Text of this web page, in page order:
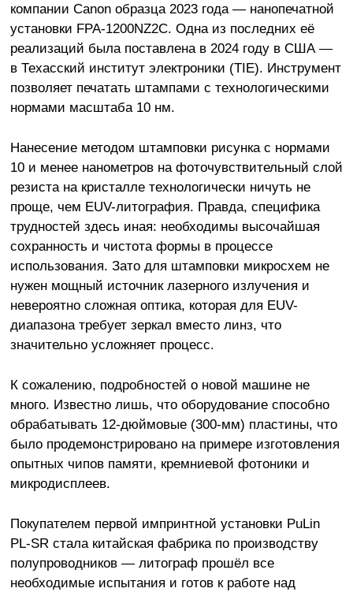
компании Canon образца 2023 года — нанопечатной
установки FPA-1200NZ2C. Одна из последних её
реализаций была поставлена в 2024 году в США —
в Техасский институт электроники (TIE). Инструмент
позволяет печатать штампами с технологическими
нормами масштаба 10 нм.
Нанесение методом штамповки рисунка с нормами
10 и менее нанометров на фоточувствительный слой
резиста на кристалле технологически ничуть не
проще, чем EUV-литография. Правда, специфика
трудностей здесь иная: необходимы высочайшая
сохранность и чистота формы в процессе
использования. Зато для штамповки микросхем не
нужен мощный источник лазерного излучения и
невероятно сложная оптика, которая для EUV-
диапазона требует зеркал вместо линз, что
значительно усложняет процесс.
К сожалению, подробностей о новой машине не
много. Известно лишь, что оборудование способно
обрабатывать 12-дюймовые (300-мм) пластины, что
было продемонстрировано на примере изготовления
опытных чипов памяти, кремниевой фотоники и
микродисплеев.
Покупателем первой импринтной установки PuLin
PL-SR стала китайская фабрика по производству
полупроводников — литограф прошёл все
необходимые испытания и готов к работе над